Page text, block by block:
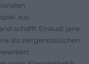
aus
schafft Einaudi jene
als zeitgenössischen